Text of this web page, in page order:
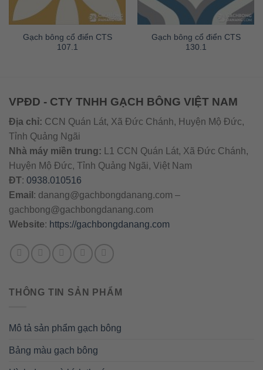
Gạch bông cổ điển CTS
107.1
Gạch bông cổ điển CTS
130.1
VPĐD - CTY TNHH GẠCH BÔNG VIỆT NAM
Địa chỉ: CCN Quán Lát, Xã Đức Chánh, Huyện Mộ Đức,
Tỉnh Quảng Ngãi
Nhà máy miền trung: L1 CCN Quán Lát, Xã Đức Chánh,
Huyện Mộ Đức, Tỉnh Quảng Ngãi, Việt Nam
ĐT: 0938.010516
Email : danang@gachbongdanang.com –
gachbong@gachbongdanang.com
Website: https://gachbongdanang.com
THÔNG TIN SẢN PHẨM
Mô tả sản phẩm gạch bông
Bảng màu gạch bông